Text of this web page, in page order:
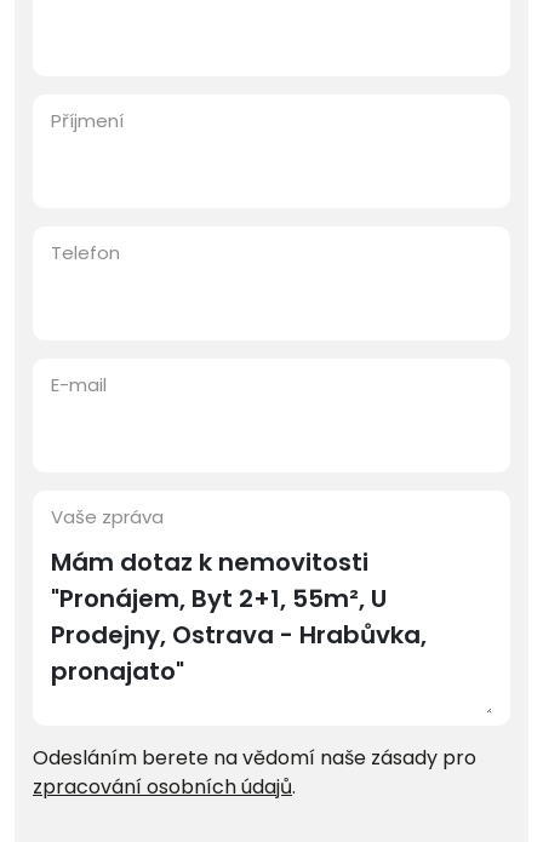
Příjmení
Telefon
E-mail
Vaše zpráva
Odesláním berete na vědomí naše zásady pro
zpracování osobních údajů.